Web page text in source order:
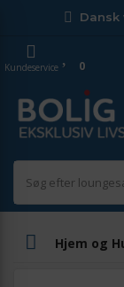
Dansk
Kundeservice 0
Hjem og